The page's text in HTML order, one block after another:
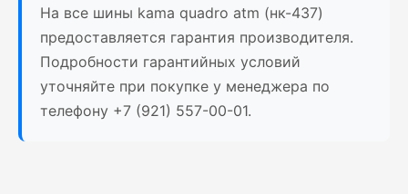
На все шины kama quadro atm (нк-437)
предоставляется гарантия производителя.
Подробности гарантийных условий
уточняйте при покупке у менеджера по
телефону +7 (921) 557-00-01.